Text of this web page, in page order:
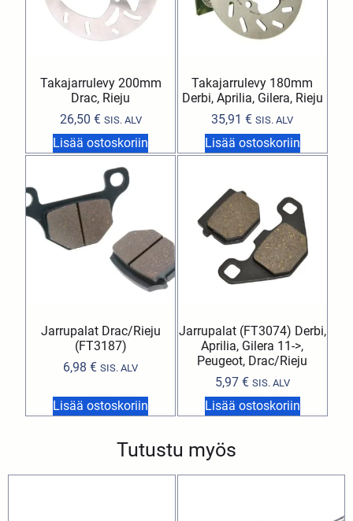
Takajarrulevy 200mm
Drac, Rieju
26,50 € SIS. ALV
Lisää ostoskoriin
Takajarrulevy 180mm
Derbi, Aprilia, Gilera, Rieju
35,91€ SIS. ALV
Lisää ostoskoriin
Jarrupalat Drac/Rieju
(FT3187)
6,98€ SIS. ALV
Lisää ostoskoriin
Jarrupalat (FT3074) Derbi,
Aprilia, Gilera 11->,
Peugeot, Drac/Rieju
5,97 € SIS. ALV
Lisää ostoskoriin
Tutustu myös